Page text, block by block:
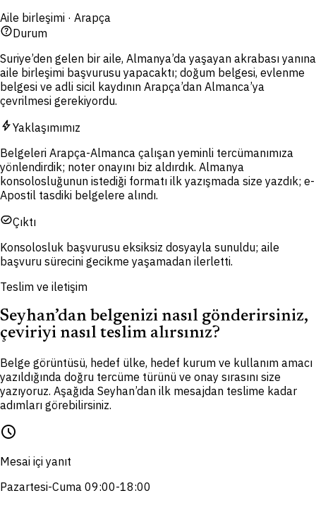
Aile birleşimi · Arapça
help_outlineDurum
Suriye’den gelen bir aile, Almanya’da yaşayan akrabası yanına
aile birleşimi başvurusu yapacaktı; doğum belgesi, evlenme
belgesi ve adli sicil kaydının Arapça’dan Almanca’ya
çevrilmesi gerekiyordu.
boltYaklaşımımız
Belgeleri Arapça-Almanca çalışan yeminli tercümanımıza
yönlendirdik; noter onayını biz aldırdık. Almanya
konsolosluğunun istediği formatı ilk yazışmada size yazdık; e-
Apostil tasdiki belgelere alındı.
task_altÇıktı
Konsolosluk başvurusu eksiksiz dosyayla sunuldu; aile
başvuru sürecini gecikme yaşamadan ilerletti.
Teslim ve iletişim
Seyhan’dan belgenizi nasıl gönderirsiniz,
çeviriyi nasıl teslim alırsınız?
Belge görüntüsü, hedef ülke, hedef kurum ve kullanım amacı
yazıldığında doğru tercüme türünü ve onay sırasını size
yazıyoruz. Aşağıda Seyhan’dan ilk mesajdan teslime kadar
adımları görebilirsiniz.
schedule
Mesai içi yanıt
Pazartesi-Cuma 09:00-18:00